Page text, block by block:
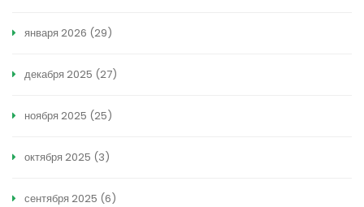
января 2026 (29)
декабря 2025 (27)
ноября 2025 (25)
октября 2025 (3)
сентября 2025 (6)